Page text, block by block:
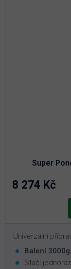
Super
8 274 Kč
Univerzální
Balení
Stačí